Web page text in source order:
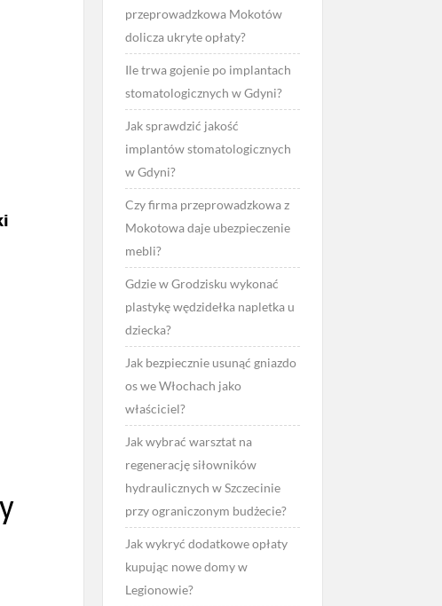
przeprowadzkowa Mokotów
dolicza ukryte opłaty?
Ile trwa gojenie po implantach
stomatologicznych w Gdyni?
Jak sprawdzić jakość
implantów stomatologicznych
w Gdyni?
Czy firma przeprowadzkowa z
Mokotowa daje ubezpieczenie
mebli?
Gdzie w Grodzisku wykonać
plastykę wędzidełka napletka u
dziecka?
Jak bezpiecznie usunąć gniazdo
os we Włochach jako
właściciel?
Jak wybrać warsztat na
regenerację siłowników
hydraulicznych w Szczecinie
przy ograniczonym budżecie?
Jak wykryć dodatkowe opłaty
kupując nowe domy w
Legionowie?